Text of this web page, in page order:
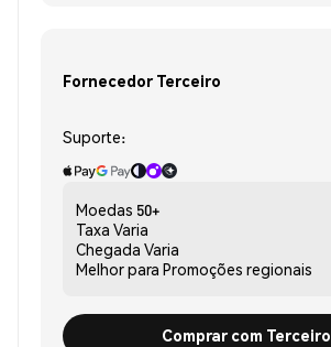
Fornecedor Terceiro
Suporte:
Moedas 50+
Taxa Varia
Chegada Varia
Melhor para Promoções regionais
Comprar com Terceiro